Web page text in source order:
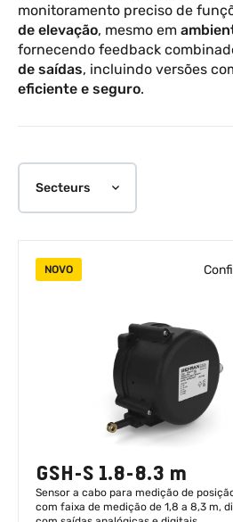
monitoramento preciso de
de elevação, mesmo em
fornecendo feedback
de saídas, incluindo versões
eficiente e seguro.
Secteurs
NOVO
GSH-S 1.8-8.3 m
Sensor a cabo para medição de
com faixa de medição de 1,8 a 8,3 m,